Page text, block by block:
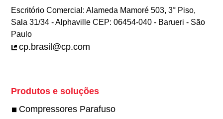
Escritório Comercial: Alameda Mamoré 503, 3° Piso,
Sala 31/34 - Alphaville CEP: 06454-040 - Barueri - São
Paulo
cp.brasil@cp.com
Produtos e soluções
Compressores Parafuso